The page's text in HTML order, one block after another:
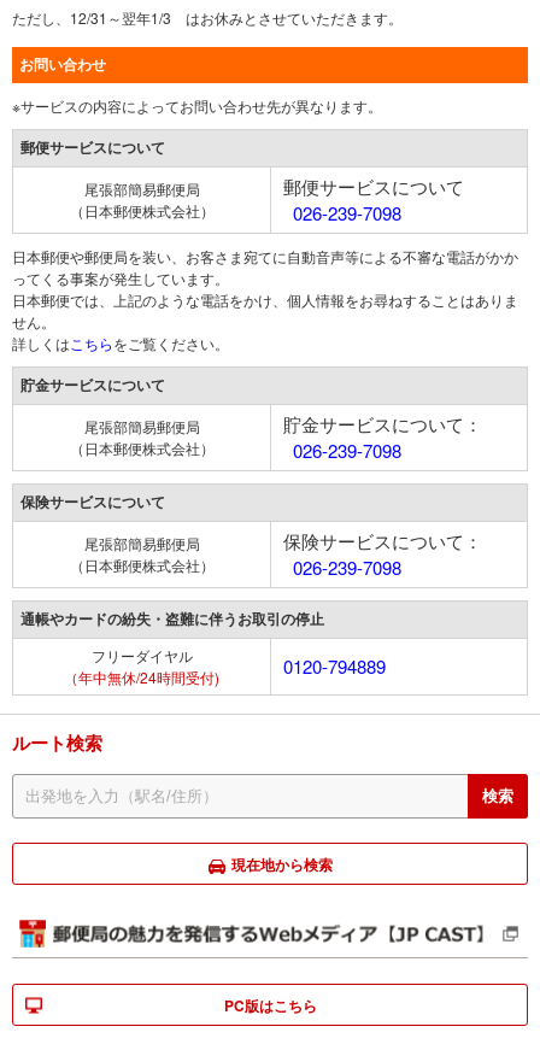
ただし、12/31～翌年1/3 はお休みとさせていただきます。
お問い合わせ
※サービスの内容によってお問い合わせ先が異なります。
郵便サービスについて
尾張部簡易郵便局
（日本郵便株式会社）
郵便サービスについて
026-239-7098
日本郵便や郵便局を装い、お客さま宛てに自動音声等による不審な電話がかか
ってくる事案が発生しています。
日本郵便では、上記のような電話をかけ、個人情報をお尋ねすることはありま
せん。
詳しくは こちらをご覧ください。
貯金サービスについて
尾張部簡易郵便局
（日本郵便株式会社）
貯金サービスについて：
026-239-7098
保険サービスについて
尾張部簡易郵便局
（日本郵便株式会社）
保険サービスについて：
026-239-7098
通帳やカードの紛失・盗難に伴うお取引の停止
フリーダイヤル
（年中無休/24時間受付)
0120-794889
ルート検索
現在地から検索
PC版はこちら